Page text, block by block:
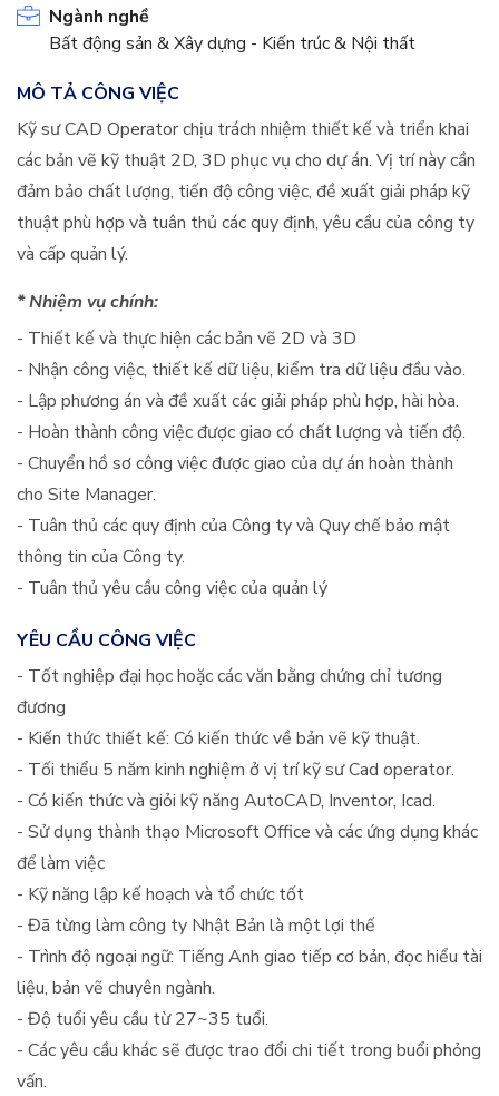
Ngành nghề
Bất động sản & Xây dựng - Kiến trúc & Nội thất
MÔ TẢ CÔNG VIỆC
Kỹ sư CAD Operator chịu trách nhiệm thiết kế và triển khai
các bản vẽ kỹ thuật 2D, 3D phục vụ cho dự án. Vị trí này cần
đảm bảo chất lượng, tiến độ công việc, đề xuất giải pháp kỹ
thuật phù hợp và tuân thủ các quy định, yêu cầu của công ty
và cấp quản lý.
* Nhiệm vụ chính:
- Thiết kế và thực hiện các bản vẽ 2D và 3D
- Nhận công việc, thiết kế dữ liệu, kiểm tra dữ liệu đầu vào.
- Lập phương án và đề xuất các giải pháp phù hợp, hài hòa.
- Hoàn thành công việc được giao có chất lượng và tiến độ.
- Chuyển hồ sơ công việc được giao của dự án hoàn thành
cho Site Manager.
- Tuân thủ các quy định của Công ty và Quy chế bảo mật
thông tin của Công ty.
- Tuân thủ yêu cầu công việc của quản lý
YÊU CẦU CÔNG VIỆC
- Tốt nghiệp đại học hoặc các văn bằng chứng chỉ tương
đương
- Kiến thức thiết kế: Có kiến thức về bản vẽ kỹ thuật.
- Tối thiểu 5 năm kinh nghiệm ở vị trí kỹ sư Cad operator.
- Có kiến thức và giỏi kỹ năng AutoCAD, Inventor, Icad.
- Sử dụng thành thạo Microsoft Office và các ứng dụng khác
để làm việc
- Kỹ năng lập kế hoạch và tổ chức tốt
- Đã từng làm công ty Nhật Bản là một lợi thế
- Trình độ ngoại ngữ: Tiếng Anh giao tiếp cơ bản, đọc hiểu tài
liệu, bản vẽ chuyên ngành.
- Độ tuổi yêu cầu từ 27~35 tuổi.
- Các yêu cầu khác sẽ được trao đổi chi tiết trong buổi phỏng
vấn.